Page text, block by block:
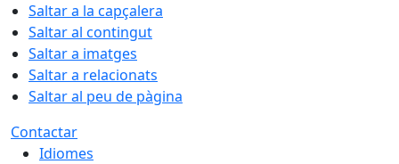
Saltar a la capçalera
Saltar al contingut
Saltar a imatges
Saltar a relacionats
Saltar al peu de pàgina
Contactar
Idiomes